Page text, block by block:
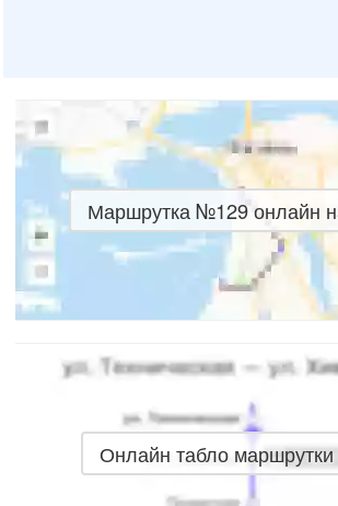
Маршрутка №129 онлайн
Онлайн табло